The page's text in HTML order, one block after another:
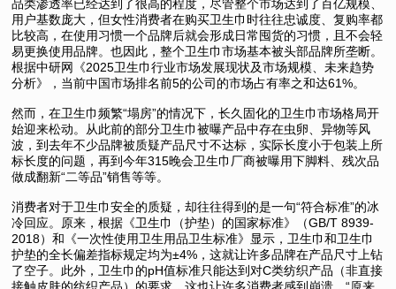
品类渗透率已经达到了很高的程度，尽管整个市场达到了百亿规模、
用户基数庞大，但女性消费者在购买卫生巾时往往忠诚度、复购率都
比较高，在使用习惯一个品牌后就会形成日常囤货的习惯，且不会轻
易更换使用品牌。也因此，整个卫生巾市场基本被头部品牌所垄断。
根据中研网《2025卫生巾行业市场发展现状及市场规模、未来趋势
分析》，当前中国市场排名前5的公司的市场占有率之和达61%。
然而，在卫生巾频繁“塌房”的情况下，长久固化的卫生巾市场格局开
始迎来松动。从此前的部分卫生巾被曝产品中存在虫卵、异物等风
波，到去年不少品牌被质疑产品尺寸不达标，实际长度小于包装上所
标长度的问题，再到今年315晚会卫生巾厂商被曝用下脚料、残次品
做成翻新“二等品”销售等等。
消费者对于卫生巾安全的质疑，却往往得到的是一句“符合标准”的冰
冷回应。原来，根据《卫生巾（护垫）的国家标准》（GB/T 8939-
2018）和《一次性使用卫生用品卫生标准》显示，卫生巾和卫生巾
护垫的全长偏差指标规定均为±4%，这就让许多品牌在产品尺寸上钻
了空子。此外，卫生巾的pH值标准只能达到对C类纺织产品（非直接